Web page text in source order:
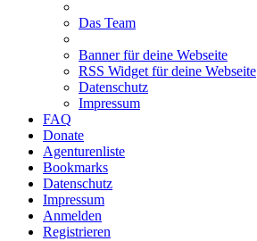
Das Team
Banner für deine Webseite
RSS Widget für deine Webseite
Datenschutz
Impressum
FAQ
Donate
Agenturenliste
Bookmarks
Datenschutz
Impressum
Anmelden
Registrieren